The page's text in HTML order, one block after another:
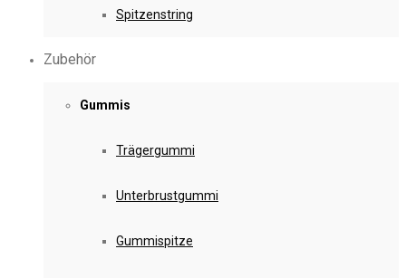
Spitzenstring
Zubehör
Gummis
Trägergummi
Unterbrustgummi
Gummispitze